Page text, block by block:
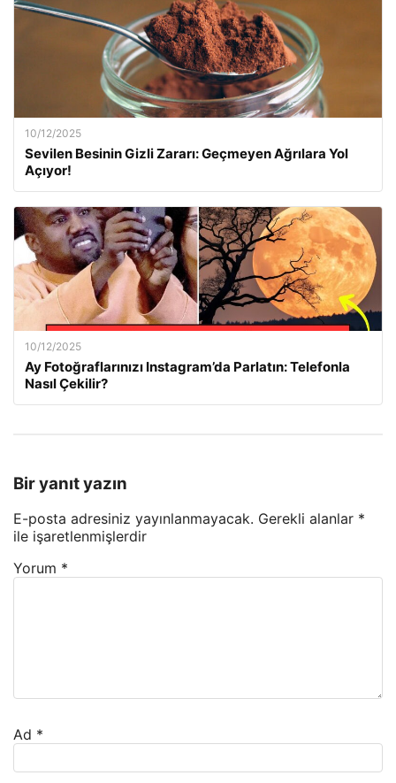
10/12/2025
Sevilen Besinin Gizli Zararı: Geçmeyen Ağrılara Yol
Açıyor!
10/12/2025
Ay Fotoğraflarınızı Instagram’da Parlatın: Telefonla
Nasıl Çekilir?
Bir yanıt yazın
E-posta adresiniz yayınlanmayacak. Gerekli alanlar *
ile işaretlenmişlerdir
Yorum *
Ad *